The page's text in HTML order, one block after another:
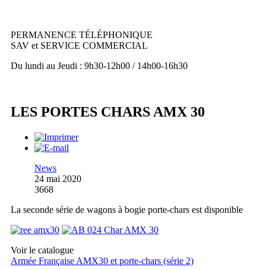
PERMANENCE TÉLÉPHONIQUE
SAV et SERVICE COMMERCIAL
Du lundi au Jeudi : 9h30-12h00 / 14h00-16h30
LES PORTES CHARS AMX 30
News
24 mai 2020
3668
La seconde série de wagons à bogie porte-chars est disponible
Voir le catalogue
Armée Française AMX30 et porte-chars (série 2)